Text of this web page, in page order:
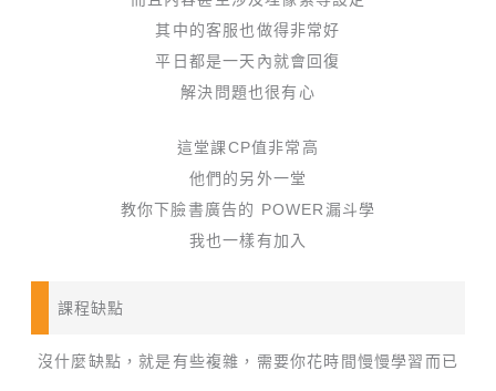
其中的客服也做得非常好
平日都是一天內就會回復
解決問題也很有心
這堂課CP值非常高
他們的另外一堂
教你下臉書廣告的 POWER漏斗學
我也一樣有加入
課程缺點
沒什麼缺點，就是有些複雜，需要你花時間慢慢學習而已